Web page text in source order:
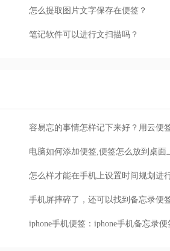
怎么提取图片文字保存在便签？
笔记软件可以进行文扫描吗？
电脑如何添加便签,便签怎么放到桌面
手机屏摔碎了，还可以找到备忘录便